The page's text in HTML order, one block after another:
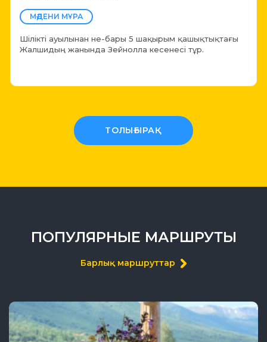
МӘДЕНИ МҰРА
Шілікті ауылынан не-бары 5 шақырым қашықтықтағы
Жалшидың жанында Зейнолла кесенесі тұр.
ТОЛЫҒЫРАҚ
ПОПУЛЯРНЫЕ МАРШРУТЫ
Барлық маршруттар